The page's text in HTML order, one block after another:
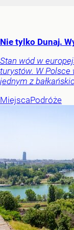
Nie tylko Dunaj.
Stan wód w
turystów. W Polsce
jednym z
MiejscaPodróże